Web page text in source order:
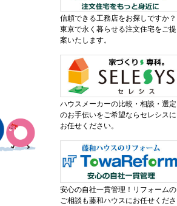
信頼できる工務店をお探しですか？
東京で永く暮らせる注文住宅をご提
案いたします。
ハウスメーカーの比較・相談・選定
のお手伝いをご希望ならセレシスに
お任せください。
安心の自社一貫管理！リフォームの
ご相談も藤和ハウスにお任せくださ